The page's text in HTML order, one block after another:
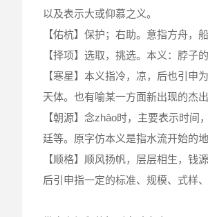
以及表示大或仰慕之义。
【佑杭】保护；右助。意指方舟，
【择项】选取，挑选。本义：脖子
【寒星】本义指冷，凉，后也引
天体。也有喻某一方面新出现的杰
【朝源】念zhāo时，主要表示时
廷等。原字仿本义是指水流开始的
【顺格】顺风扬帆，层层相生，钱
后引申指一定的标准、规模、式样、